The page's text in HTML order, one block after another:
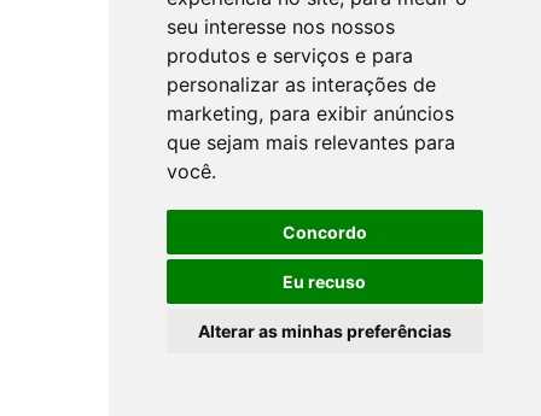
seu interesse nos nossos
produtos e serviços e para
personalizar as interações de
marketing, para exibir anúncios
que sejam mais relevantes para
você.
Concordo
Eu recuso
Alterar as minhas preferências